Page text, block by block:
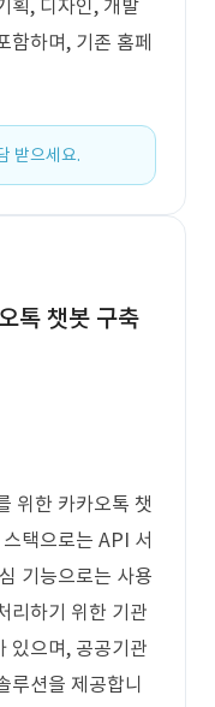
획, 디자인, 개발
함하며, 기존 홈페
받으세요.
톡 챗봇 구축
위한 카카오톡 챗
택으로는 API 서
기능으로는 사용
리하기 위한 기관
있으며, 공공기관
루션을 제공합니